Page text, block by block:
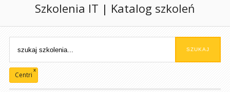
Szkolenia IT | Katalog szkoleń
Centri
x